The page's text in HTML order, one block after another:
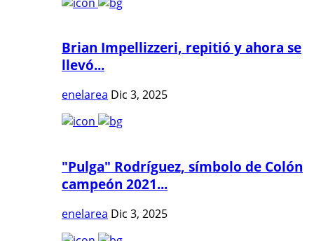
Brian Impellizzeri, repitió y ahora se
llevó...
enelarea Dic 3, 2025
"Pulga" Rodríguez, símbolo de Colón
campeón 2021...
enelarea Dic 3, 2025